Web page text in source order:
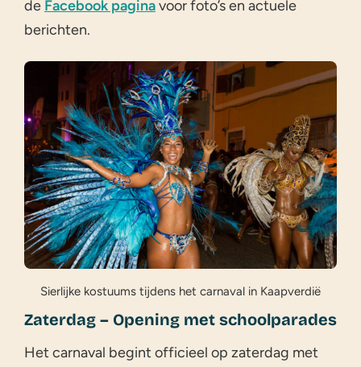
de Facebook paginavoor foto’s en actuele
berichten.
Sierlijke kostuums tijdens het carnaval in Kaapverdië
Zaterdag – Opening met schoolparades
Het carnaval begint officieel op zaterdag met